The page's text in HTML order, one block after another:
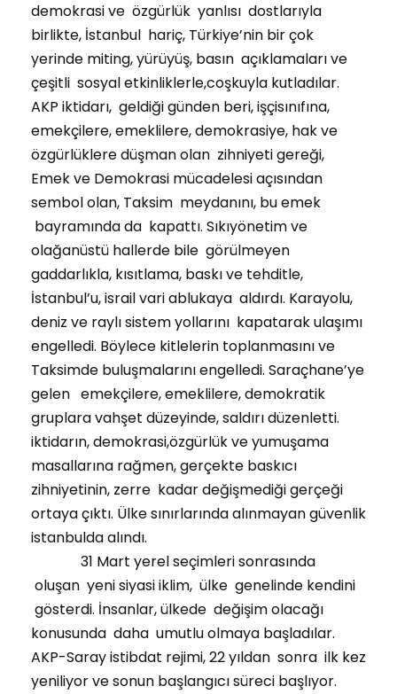
demokrasi ve özgürlük yanlısı dostlarıyla
birlikte, İstanbul hariç, Türkiye’nin bir çok
yerinde miting, yürüyüş, basın açıklamaları ve
çeşitli sosyal etkinliklerle,coşkuyla kutladılar.
AKP iktidarı, geldiği günden beri, işçisınıfına,
emekçilere, emeklilere, demokrasiye, hak ve
özgürlüklere düşman olan zihniyeti gereği,
Emek ve Demokrasi mücadelesi açısından
sembol olan, Taksim meydanını, bu emek
bayramında da kapattı. Sıkıyönetim ve
olağanüstü hallerde bile görülmeyen
gaddarlıkla, kısıtlama, baskı ve tehditle,
İstanbul’u, israil vari ablukaya aldırdı. Karayolu,
deniz ve raylı sistem yollarını kapatarak ulaşımı
engelledi. Böylece kitlelerin toplanmasını ve
Taksimde buluşmalarını engelledi. Saraçhane’ye
gelen emekçilere, emeklilere, demokratik
gruplara vahşet düzeyinde, saldırı düzenletti.
iktidarın, demokrasi,özgürlük ve yumuşama
masallarına rağmen, gerçekte baskıcı
zihniyetinin, zerre kadar değişmediği gerçeği
ortaya çıktı. Ülke sınırlarında alınmayan güvenlik
istanbulda alındı.
31 Mart yerel seçimleri sonrasında
oluşan yeni siyasi iklim, ülke genelinde kendini
gösterdi. İnsanlar, ülkede değişim olacağı
konusunda daha umutlu olmaya başladılar.
AKP-Saray istibdat rejimi, 22 yıldan sonra ilk kez
yeniliyor ve sonun başlangıcı süreci başlıyor.